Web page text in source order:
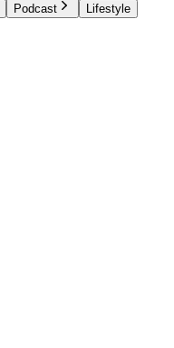
Podcast
Lifestyle